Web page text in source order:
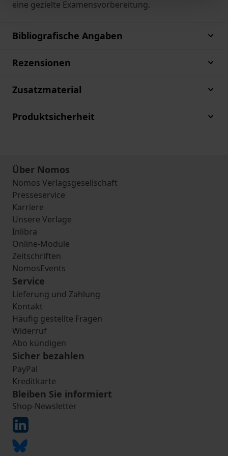
eine gezielte Examensvorbereitung.
Bibliografische Angaben
Rezensionen
Zusatzmaterial
Produktsicherheit
Über Nomos
Nomos Verlagsgesellschaft
Presseservice
Karriere
Unsere Verlage
Inlibra
Online-Module
Zeitschriften
NomosEvents
Service
Lieferung und Zahlung
Kontakt
Häufig gestellte Fragen
Widerruf
Abo kündigen
Sicher bezahlen
PayPal
Kreditkarte
Bleiben Sie informiert
Shop-Newsletter